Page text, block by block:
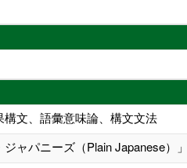
文、語彙意味論、構文文法
ャパニーズ（Plain Japanese）